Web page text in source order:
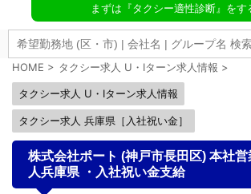
まずは『タクシー適性診断』をす
HOME > タクシー求人 U・Iターン求人情報 >
タクシー求人 U・Iターン求人情報
タクシー求人 兵庫県［入社祝い金］
株式会社ポート (神戸市長田区) 本社
人兵庫県 ・入社祝い金支給